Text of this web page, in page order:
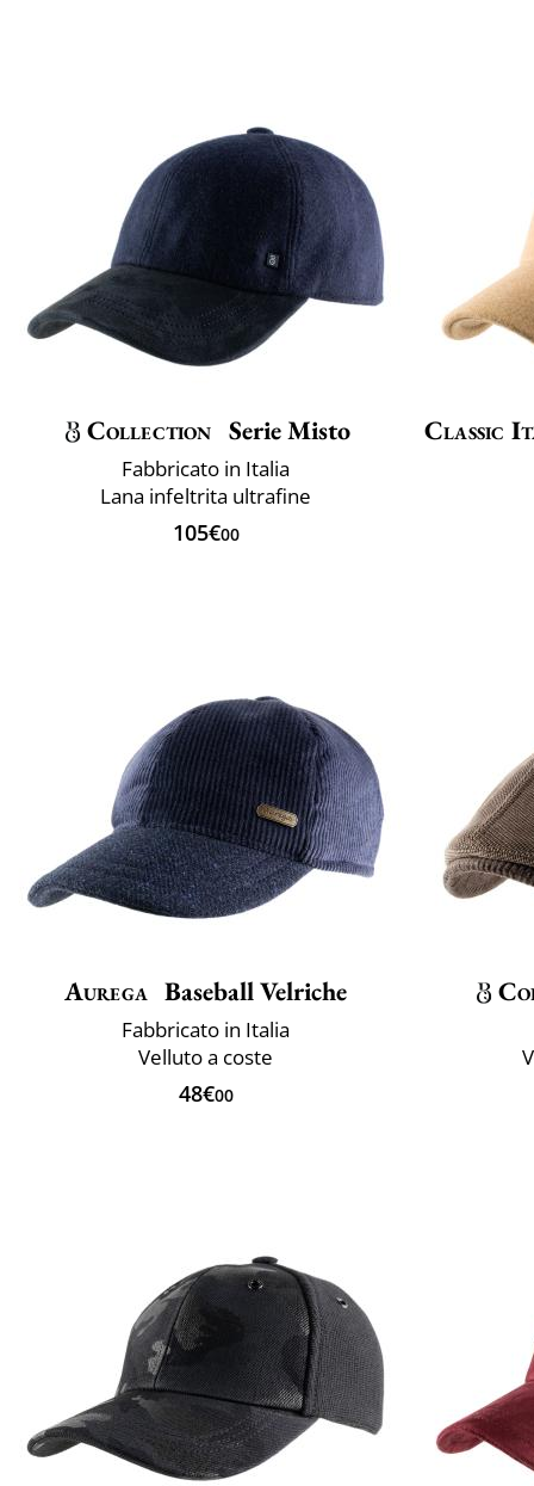
Collection Serie Misto
Fabbricato in Italia
Lana infeltrita ultrafine
105€00
Classic
Aurega Baseball Velriche
Fabbricato in Italia
Velluto a coste
48€00